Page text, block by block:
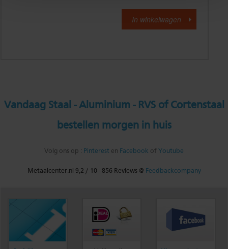
Vandaag Staal - Aluminium - RVS of Cortenstaal
bestellen morgen in huis
Volg ons op : Pinterest en Facebook of Youtube
Metaalcenter.nl 9,2 / 10 -856 Reviews @ Feedbackcompany